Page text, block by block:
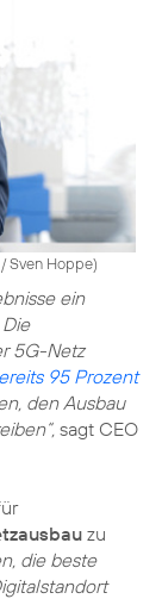
Sven Hoppe)
ein
5G-Netz
95 Prozent
den Ausbau
sagt CEO
zu
die beste